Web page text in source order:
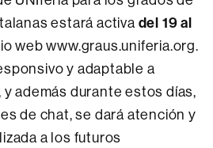
estará activa del 19 al
web www.graus.uniferia.org.
y adaptable a
además durante estos días,
de chat, se dará atención y
a los futuros